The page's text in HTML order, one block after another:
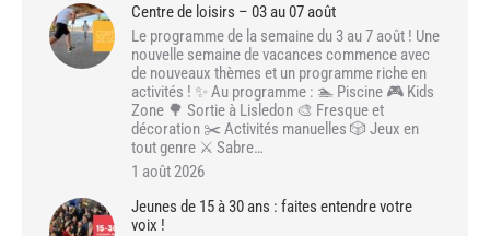
Centre de loisirs – 03 au 07 août
Le programme de la semaine du 3 au 7 août ! Une
nouvelle semaine de vacances commence avec
de nouveaux thèmes et un programme riche en
activités ! ✨ Au programme : 🏊 Piscine 🎮 Kids
Zone 🌳 Sortie à Lisledon 🎨 Fresque et
décoration ✂️ Activités manuelles 🎲 Jeux en
tout genre ⚔️ Sabre…
1 août 2026
Jeunes de 15 à 30 ans : faites entendre votre
voix !